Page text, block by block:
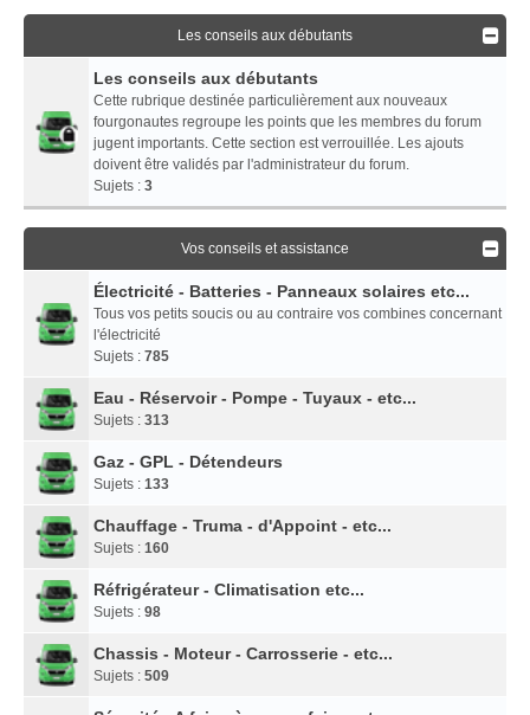
Les conseils aux débutants
Les conseils aux débutants
Cette rubrique destinée particulièrement aux nouveaux
fourgonautes regroupe les points que les membres du forum
jugent importants. Cette section est verrouillée. Les ajouts
doivent être validés par l'administrateur du forum.
Sujets : 3
Vos conseils et assistance
Électricité - Batteries - Panneaux solaires etc...
Tous vos petits soucis ou au contraire vos combines concernant
l'électricité
Sujets : 785
Eau - Réservoir - Pompe - Tuyaux - etc...
Sujets : 313
Gaz - GPL - Détendeurs
Sujets : 133
Chauffage - Truma - d'Appoint - etc...
Sujets : 160
Réfrigérateur - Climatisation etc...
Sujets : 98
Chassis - Moteur - Carrosserie - etc...
Sujets : 509